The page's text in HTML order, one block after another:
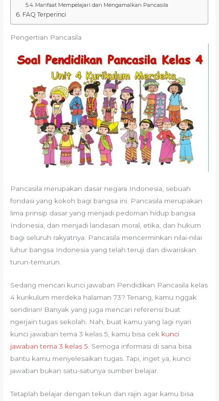
Manfaat Mempelajari dan Mengamalkan Pancasila
FAQ Terperinci
Pengertian Pancasila
Pancasila merupakan dasar negara Indonesia, sebuah
fondasi yang kokoh bagi bangsa ini. Pancasila merupakan
lima prinsip dasar yang menjadi pedoman hidup bangsa
Indonesia, dan menjadi landasan moral, etika, dan hukum
bagi seluruh rakyatnya. Pancasila mencerminkan nilai-nilai
luhur bangsa Indonesia yang telah teruji dan diwariskan
turun-temurun.
Sedang mencari kunci jawaban Pendidikan Pancasila kelas
4 kurikulum merdeka halaman 73? Tenang, kamu nggak
sendirian! Banyak yang juga mencari referensi buat
ngerjain tugas sekolah. Nah, buat kamu yang lagi nyari
kunci jawaban tema 3 kelas 5, kamu bisa cek kunci
jawaban tema 3 kelas 5 . Semoga informasi di sana bisa
bantu kamu menyelesaikan tugas. Tapi, inget ya, kunci
jawaban bukan satu-satunya sumber belajar.
Tetaplah belajar dengan tekun dan rajin agar kamu bisa